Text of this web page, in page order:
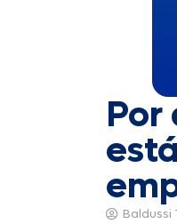
Baldussi